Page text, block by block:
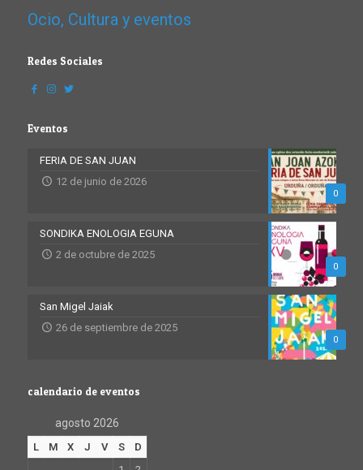
Ocio, Cultura y eventos
Redes Sociales
Eventos
0
FERIA DE SAN JUAN
12 de junio de 2026
0
SONDIKA ENOLOGIA EGUNA
2 de octubre de 2025
0
San Migel Jaiak
26 de septiembre de 2025
calendario de eventos
agosto 2026
L M X J V S
D